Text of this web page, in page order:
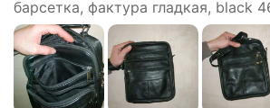
барсетка, фактура гладкая, black